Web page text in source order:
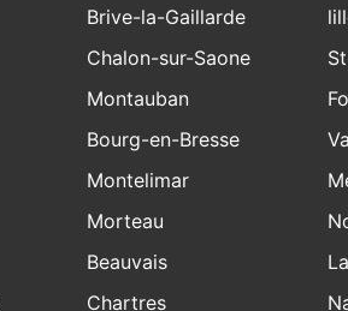
Brive-la-Gaillarde
Chalon-sur-Saone
Montauban
Bourg-en-Bresse
Montelimar
Morteau
Beauvais
Chartres